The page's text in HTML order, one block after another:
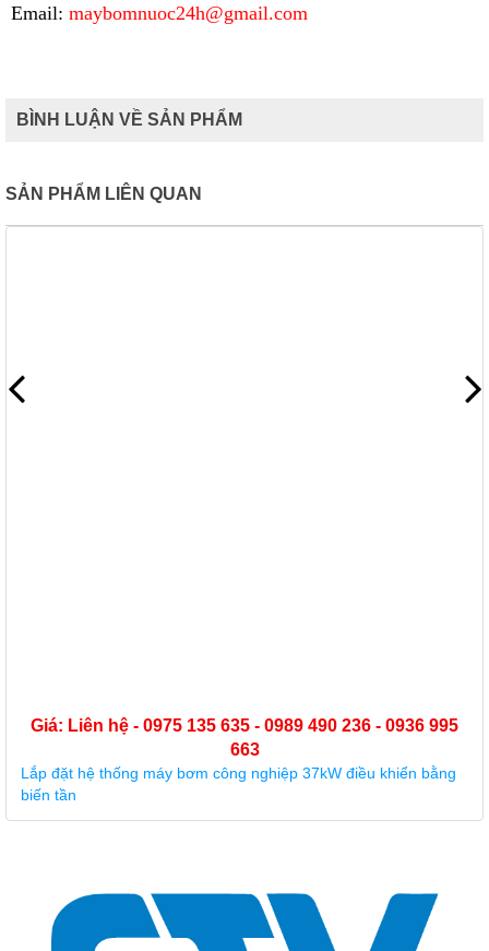
Email: maybomnuoc24h@gmail.com
BÌNH LUẬN VỀ SẢN PHẨM
SẢN PHẨM LIÊN QUAN
Giá: Liên hệ - 0975 135 635 - 0989 490 236 - 0936 995
663
Lắp đặt hệ thống máy bơm công nghiệp 37kW điều khiển bằng
biến tần